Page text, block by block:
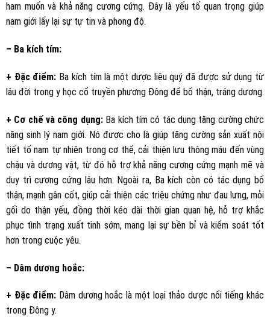
ham muốn và khả năng cương cứng. Đây là yếu tố quan trọng giúp
nam giới lấy lại sự tự tin và phong độ.
– Ba kích tím:
+ Đặc điểm: Ba kích tím là một dược liệu quý đã được sử dụng từ
lâu đời trong y học cổ truyền phương Đông để bổ thận, tráng dương.
+ Cơ chế và công dụng:Ba kích tím có tác dụng tăng cường chức
năng sinh lý nam giới. Nó được cho là giúp tăng cường sản xuất nội
tiết tố nam tự nhiên trong cơ thể, cải thiện lưu thông máu đến vùng
chậu và dương vật, từ đó hỗ trợ khả năng cương cứng mạnh mẽ và
duy trì cương cứng lâu hơn. Ngoài ra, Ba kích còn có tác dụng bổ
thận, mạnh gân cốt, giúp cải thiện các triệu chứng như đau lưng, mỏi
gối do thận yếu, đồng thời kéo dài thời gian quan hệ, hỗ trợ khắc
phục tình trạng xuất tinh sớm, mang lại sự bền bỉ và kiểm soát tốt
hơn trong cuộc yêu.
– Dâm dương hoắc:
+ Đặc điểm: Dâm dương hoắc là một loại thảo dược nổi tiếng khác
trong Đông y.